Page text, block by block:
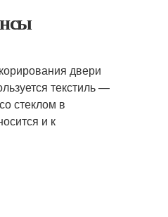
двери
текстиль —
стеклом в
и к